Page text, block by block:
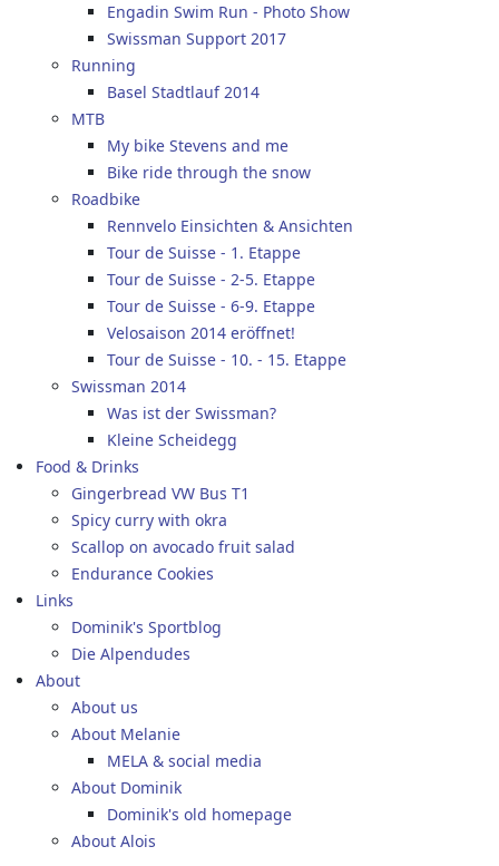
Engadin Swim Run - Photo Show
Swissman Support 2017
Running
Basel Stadtlauf 2014
MTB
My bike Stevens and me
Bike ride through the snow
Roadbike
Rennvelo Einsichten & Ansichten
Tour de Suisse - 1. Etappe
Tour de Suisse - 2-5. Etappe
Tour de Suisse - 6-9. Etappe
Velosaison 2014 eröffnet!
Tour de Suisse - 10. - 15. Etappe
Swissman 2014
Was ist der Swissman?
Kleine Scheidegg
Food & Drinks
Gingerbread VW Bus T1
Spicy curry with okra
Scallop on avocado fruit salad
Endurance Cookies
Links
Dominik's Sportblog
Die Alpendudes
About
About us
About Melanie
MELA & social media
About Dominik
Dominik's old homepage
About Alois